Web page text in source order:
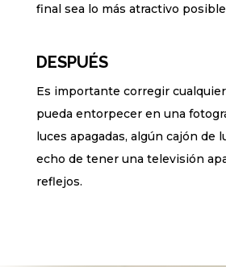
final sea lo más atractivo
DESPUÉS
Es importante corregir
pueda entorpecer en una
luces apagadas, algún cajón de
echo de tener una televisión
reflejos.